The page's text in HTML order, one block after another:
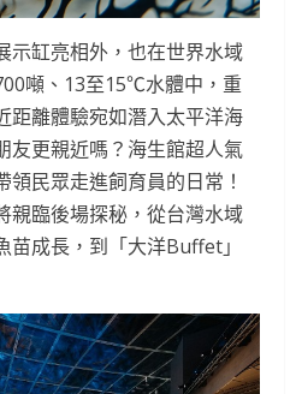
示缸亮相外，也在世界水域
噸、13至15℃水體中，重
距離體驗宛如潛入太平洋海
友更親近嗎？海生館超人氣
領民眾走進飼育員的日常！
親臨後場探秘，從台灣水域
成長，到「大洋Buffet」